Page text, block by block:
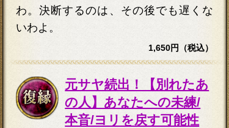
わ。決断するのは、その後でも遅くな
いわよ。
1,650円（税込）
元サヤ続出！【別れたあ
の人】あなたへの未練/
本音/ヨリを戻す可能性